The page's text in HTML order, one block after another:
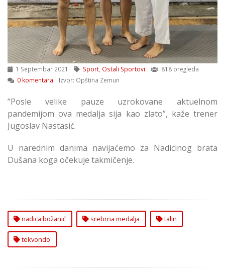
1 Septembar 2021 Sport, Ostali Sportovi
818 pregleda
0 komentara
Izvor: Opština Zemun
”Posle velike pauze uzrokovane aktuelnom
pandemijom ova medalja sija kao zlato”, kaže trener
Jugoslav Nastasić.
U narednim danima navijaćemo za Nadicinog brata
Dušana koga očekuje takmičenje.
nadica božanić srebrna medalja talin
tekvondo